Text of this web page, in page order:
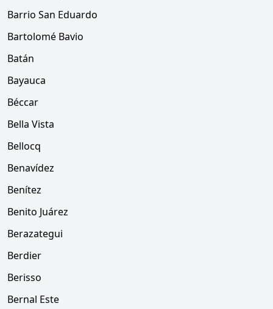
Barrio San Eduardo
Bartolomé Bavio
Batán
Bayauca
Béccar
Bella Vista
Bellocq
Benavídez
Benítez
Benito Juárez
Berazategui
Berdier
Berisso
Bernal Este